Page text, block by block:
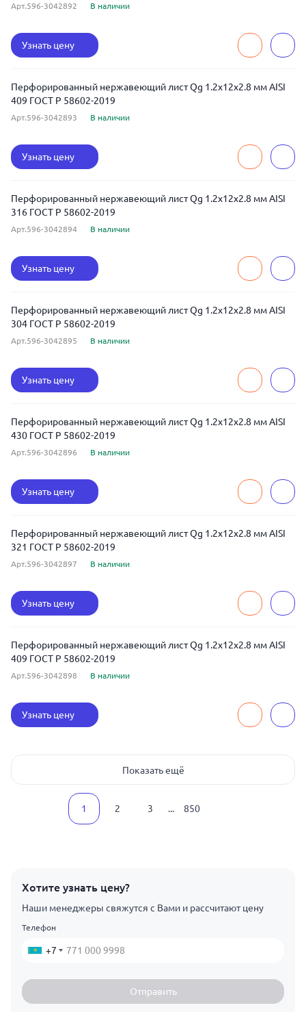
Арт.596-3042892 В наличии
Узнать цену
Перфорированный нержавеющий лист Qg 1.2x12x2.8 мм AISI
409 ГОСТ Р 58602-2019
Арт.596-3042893 В наличии
Узнать цену
Перфорированный нержавеющий лист Qg 1.2x12x2.8 мм AISI
316 ГОСТ Р 58602-2019
Арт.596-3042894 В наличии
Узнать цену
Перфорированный нержавеющий лист Qg 1.2x12x2.8 мм AISI
304 ГОСТ Р 58602-2019
Арт.596-3042895 В наличии
Узнать цену
Перфорированный нержавеющий лист Qg 1.2x12x2.8 мм AISI
430 ГОСТ Р 58602-2019
Арт.596-3042896 В наличии
Узнать цену
Перфорированный нержавеющий лист Qg 1.2x12x2.8 мм AISI
321 ГОСТ Р 58602-2019
Арт.596-3042897 В наличии
Узнать цену
Перфорированный нержавеющий лист Qg 1.2x12x2.8 мм AISI
409 ГОСТ Р 58602-2019
Арт.596-3042898 В наличии
Узнать цену
Показать ещё
1 2 3 ... 850
Хотите узнать цену?
Наши менеджеры свяжутся с Вами и рассчитают цену
Телефон
+7
Отправить